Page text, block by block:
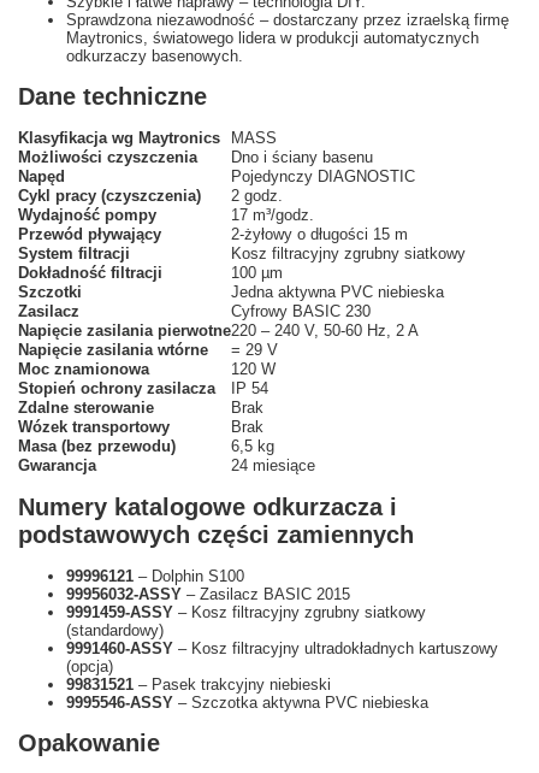
Sprawdzona niezawodność – dostarczany przez izraelską firmę
Maytronics, światowego lidera w produkcji automatycznych
odkurzaczy basenowych.
Dane techniczne
Klasyfikacja wg Maytronics
MASS
Możliwości czyszczenia
Dno i ściany basenu
Napęd
Pojedynczy DIAGNOSTIC
Cykl pracy (czyszczenia)
2 godz.
Wydajność pompy
17 m³/godz.
Przewód pływający
2-żyłowy o długości 15 m
System filtracji
Kosz filtracyjny zgrubny siatkowy
Dokładność filtracji
100 µm
Szczotki
Jedna aktywna PVC niebieska
Zasilacz
Cyfrowy BASIC 230
Napięcie zasilania pierwotne220 – 240 V, 50-60 Hz, 2 A
Napięcie zasilania wtórne
= 29 V
Moc znamionowa
120 W
Stopień ochrony zasilacza
IP 54
Zdalne sterowanie
Brak
Wózek transportowy
Brak
Masa (bez przewodu)
6,5 kg
Gwarancja
24 miesiące
Numery katalogowe odkurzacza i
podstawowych części zamiennych
99996121 – Dolphin S100
99956032-ASSY – Zasilacz BASIC 2015
9991459-ASSY – Kosz filtracyjny zgrubny siatkowy
(standardowy)
9991460-ASSY – Kosz filtracyjny ultradokładnych kartuszowy
(opcja)
99831521 – Pasek trakcyjny niebieski
9995546-ASSY – Szczotka aktywna PVC niebieska
Opakowanie